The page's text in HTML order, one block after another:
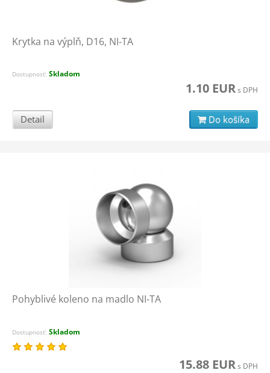
Krytka na výplň, D16, NI-TA
Dostupnosť: Skladom
1.10 EURs DPH
Detail Do košíka
Pohyblivé koleno na madlo NI-TA
Dostupnosť: Skladom
15.88 EURs DPH